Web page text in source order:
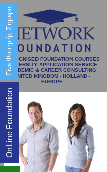
Γίνε Φοιτητής Σήμερα
OnLine Foundation
RECOGNISED FOUNDATION COURSES
UNIVERSITY APPLICATION SERVICE
ACADEMIC & CAREER CONSULTING
UNITED KINGDOM - HOLLAND -
EUROPE